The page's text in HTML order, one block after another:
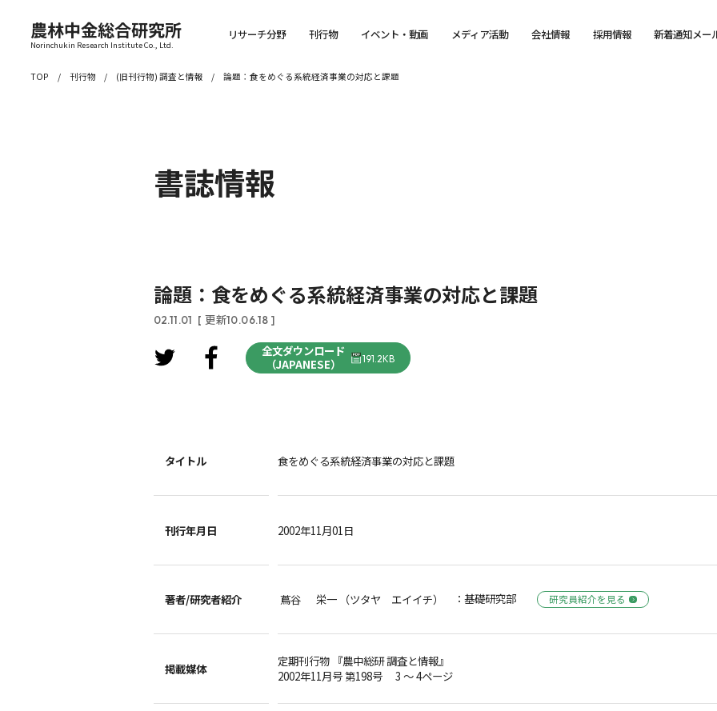
農林中金総合研究所
Norinchukin Research Institute Co., Ltd.
リサーチ分野 刊行物 イベント・動画 メディア活動 会社情報 採用情報 新着通知メー
TOP 刊行物 (旧刊行物) 調査と情報 論題：食をめぐる系統経済事業の対応と課題
書誌情報
論題：食をめぐる系統経済事業の対応と課題
02.11.01 [ 更新10.06.18 ]
全文ダウンロード
（JAPANESE）
191.2KB
タイトル 食をめぐる系統経済事業の対応と課題
刊行年月日 2002年11月01日
著者/研究者紹介 蔦谷 栄一 （ツタヤ エイイチ） ：基礎研究部 研究員紹介を見る
掲載媒体
定期刊行物 『農中総研 調査と情報』
2002年11月号 第198号 3 ～ 4ページ